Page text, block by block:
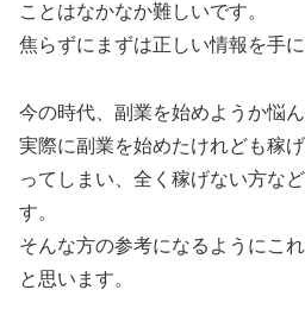
ことはなかなか難しいです。
焦らずにまずは正しい情報を手に
今の時代、副業を始めようか悩ん
実際に副業を始めたけれども稼
ってしまい、全く稼げない方な
す。
そんな方の参考になるようにこ
と思います。